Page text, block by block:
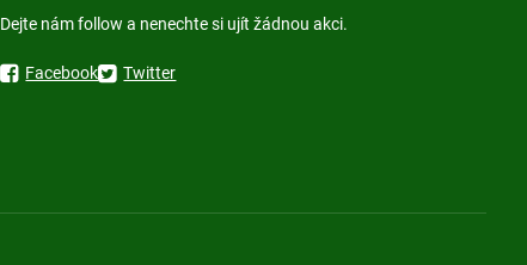
Dejte nám follow a nenechte si ujít žádnou akci.
Facebook Twitter